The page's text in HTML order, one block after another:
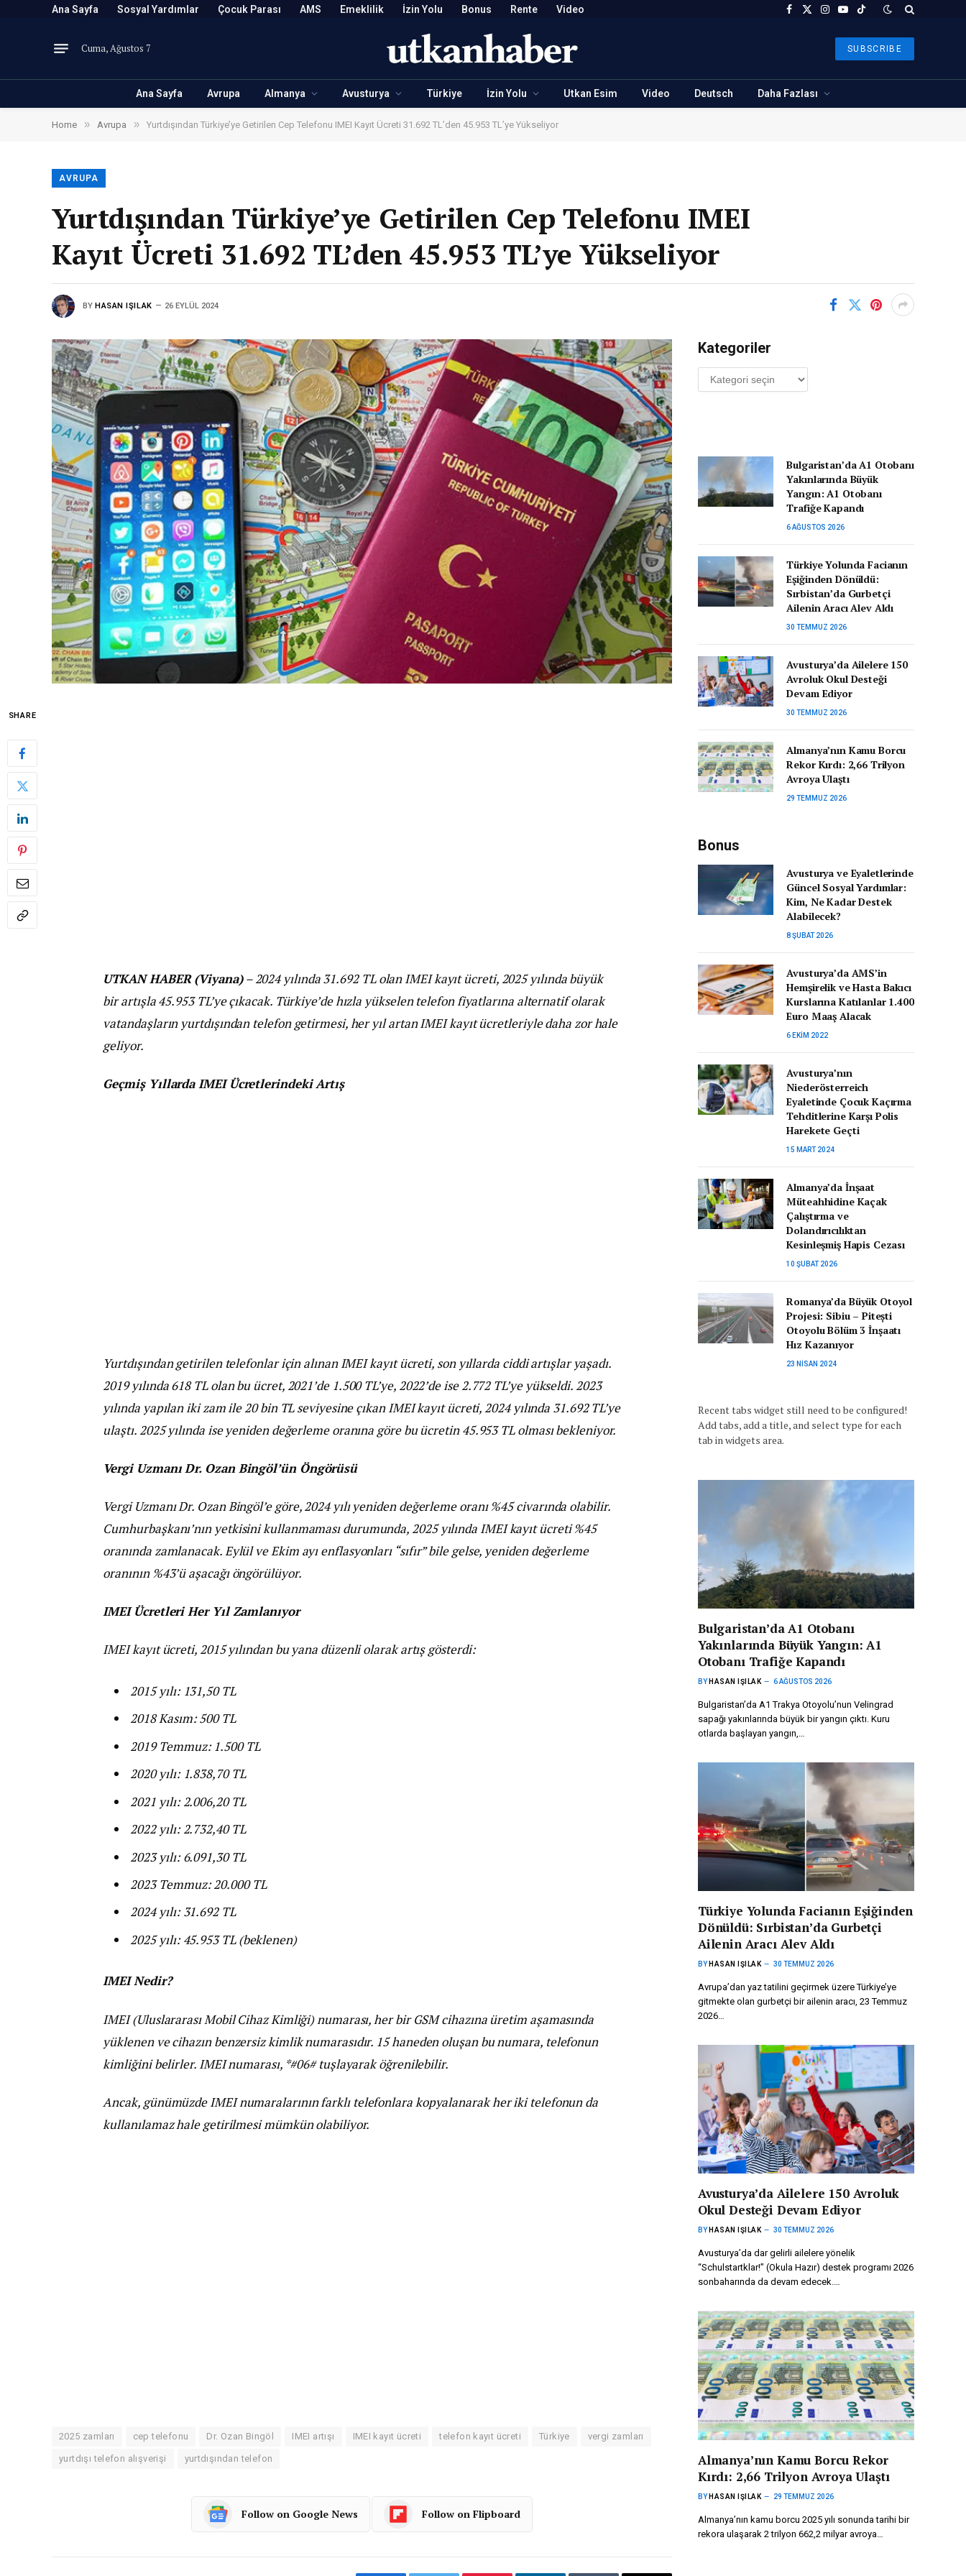
Ana Sayfa Sosyal Yardımlar Çocuk Parası AMS Emeklilik İzin Yolu Bonus Rente Video Facebook
X
Instagram
YouTubeTikTok
Cuma, Ağustos 7 SUBSCRIBE
Ana Sayfa Avrupa Almanya Avusturya Türkiye İzin Yolu Utkan Esim Video Deutsch Daha Fazlası
Home » Avrupa » Yurtdışından Türkiye’ye Getirilen Cep Telefonu IMEI Kayıt Ücreti 31.692 TL’den 45.953 TL’ye Yükseliyor
AVRUPA
Yurtdışından Türkiye’ye Getirilen Cep Telefonu IMEI
Kayıt Ücreti 31.692 TL’den 45.953 TL’ye Yükseliyor
BY HASAN IŞILAK 26 EYLÜL 2024
SHARE
UTKAN HABER (Viyana)– 2024 yılında 31.692 TL olan IMEI kayıt ücreti, 2025 yılında büyük
bir artışla 45.953 TL’ye çıkacak. Türkiye’de hızla yükselen telefon fiyatlarına alternatif olarak
vatandaşların yurtdışından telefon getirmesi, her yıl artan IMEI kayıt ücretleriyle daha zor hale
geliyor.
Geçmiş Yıllarda IMEI Ücretlerindeki Artış
Yurtdışından getirilen telefonlar için alınan IMEI kayıt ücreti, son yıllarda ciddi artışlar yaşadı.
2019 yılında 618 TL olan bu ücret, 2021’de 1.500 TL’ye, 2022’de ise 2.772 TL’ye yükseldi. 2023
yılında yapılan iki zam ile 20 bin TL seviyesine çıkan IMEI kayıt ücreti, 2024 yılında 31.692 TL’ye
ulaştı. 2025 yılında ise yeniden değerleme oranına göre bu ücretin 45.953 TL olması bekleniyor.
Vergi Uzmanı Dr. Ozan Bingöl’ün Öngörüsü
Vergi Uzmanı Dr. Ozan Bingöl’e göre, 2024 yılı yeniden değerleme oranı %45 civarında olabilir.
Cumhurbaşkanı’nın yetkisini kullanmaması durumunda, 2025 yılında IMEI kayıt ücreti %45
oranında zamlanacak. Eylül ve Ekim ayı enflasyonları “sıfır” bile gelse, yeniden değerleme
oranının %43’ü aşacağı öngörülüyor.
IMEI Ücretleri Her Yıl Zamlanıyor
IMEI kayıt ücreti, 2015 yılından bu yana düzenli olarak artış gösterdi:
2015 yılı: 131,50 TL
2018 Kasım: 500 TL
2019 Temmuz: 1.500 TL
2020 yılı: 1.838,70 TL
2021 yılı: 2.006,20 TL
2022 yılı: 2.732,40 TL
2023 yılı: 6.091,30 TL
2023 Temmuz: 20.000 TL
2024 yılı: 31.692 TL
2025 yılı: 45.953 TL (beklenen)
IMEI Nedir?
IMEI (Uluslararası Mobil Cihaz Kimliği) numarası, her bir GSM cihazına üretim aşamasında
yüklenen ve cihazın benzersiz kimlik numarasıdır. 15 haneden oluşan bu numara, telefonun
kimliğini belirler. IMEI numarası, *#06# tuşlayarak öğrenilebilir.
Ancak, günümüzde IMEI numaralarının farklı telefonlara kopyalanarak her iki telefonun da
kullanılamaz hale getirilmesi mümkün olabiliyor.
2025 zamları cep telefonu Dr. Ozan Bingöl IMEI artışı IMEI kayıt ücreti telefon kayıt ücreti Türkiye vergi zamları
yurtdışı telefon alışverişi yurtdışından telefon
Follow on Google News Follow on Flipboard
Kategoriler
Kategoriler
Bulgaristan’da A1 Otobanı
Yakınlarında Büyük
Yangın: A1 Otobanı
Trafiğe Kapandı
6 AĞUSTOS 2026
Türkiye Yolunda Facianın
Eşiğinden Dönüldü:
Sırbistan’da Gurbetçi
Ailenin Aracı Alev Aldı
30 TEMMUZ 2026
Avusturya’da Ailelere 150
Avroluk Okul Desteği
Devam Ediyor
30 TEMMUZ 2026
Almanya’nın Kamu Borcu
Rekor Kırdı: 2,66 Trilyon
Avroya Ulaştı
29 TEMMUZ 2026
Bonus
Avusturya ve Eyaletlerinde
Güncel Sosyal Yardımlar:
Kim, Ne Kadar Destek
Alabilecek?
8 ŞUBAT 2026
Avusturya’da AMS’in
Hemşirelik ve Hasta Bakıcı
Kurslarına Katılanlar 1.400
Euro Maaş Alacak
6 EKIM 2022
Avusturya’nın
Niederösterreich
Eyaletinde Çocuk Kaçırma
Tehditlerine Karşı Polis
Harekete Geçti
15 MART 2024
Almanya’da İnşaat
Müteahhidine Kaçak
Çalıştırma ve
Dolandırıcılıktan
Kesinleşmiş Hapis Cezası
10 ŞUBAT 2026
Romanya’da Büyük Otoyol
Projesi: Sibiu – Pitești
Otoyolu Bölüm 3 İnşaatı
Hız Kazanıyor
23 NISAN 2024
Recent tabs widget still need to be configured!
Add tabs, add a title, and select type for each
tab in widgets area.
Bulgaristan’da A1 Otobanı
Yakınlarında Büyük Yangın: A1
Otobanı Trafiğe Kapandı
BY HASAN IŞILAK 6 AĞUSTOS 2026
Bulgaristan’da A1 Trakya Otoyolu’nun Velingrad
sapağı yakınlarında büyük bir yangın çıktı. Kuru
otlarda başlayan yangın,…
Türkiye Yolunda Facianın Eşiğinden
Dönüldü: Sırbistan’da Gurbetçi
Ailenin Aracı Alev Aldı
BY HASAN IŞILAK 30 TEMMUZ 2026
Avrupa’dan yaz tatilini geçirmek üzere Türkiye’ye
gitmekte olan gurbetçi bir ailenin aracı, 23 Temmuz
2026…
Avusturya’da Ailelere 150 Avroluk
Okul Desteği Devam Ediyor
BY HASAN IŞILAK 30 TEMMUZ 2026
Avusturya’da dar gelirli ailelere yönelik
“Schulstartklar!” (Okula Hazır) destek programı 2026
sonbaharında da devam edecek.…
Almanya’nın Kamu Borcu Rekor
Kırdı: 2,66 Trilyon Avroya Ulaştı
BY HASAN IŞILAK 29 TEMMUZ 2026
Almanya’nın kamu borcu 2025 yılı sonunda tarihi bir
rekora ulaşarak 2 trilyon 662,2 milyar avroya…